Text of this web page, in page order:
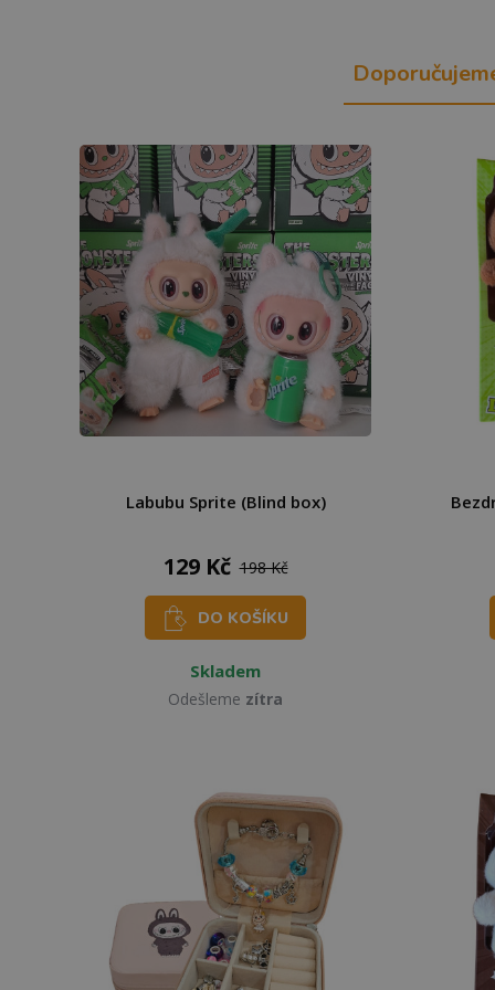
Labubu Sprite (Blind box)
129 Kč 198 Kč
DO KOŠÍKU
Skladem
Odešleme zítra